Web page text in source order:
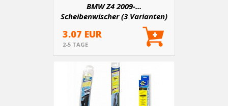
BMW Z4 2009-...
Scheibenwischer (3 Varianten)
3.07 EUR
2-5 TAGE